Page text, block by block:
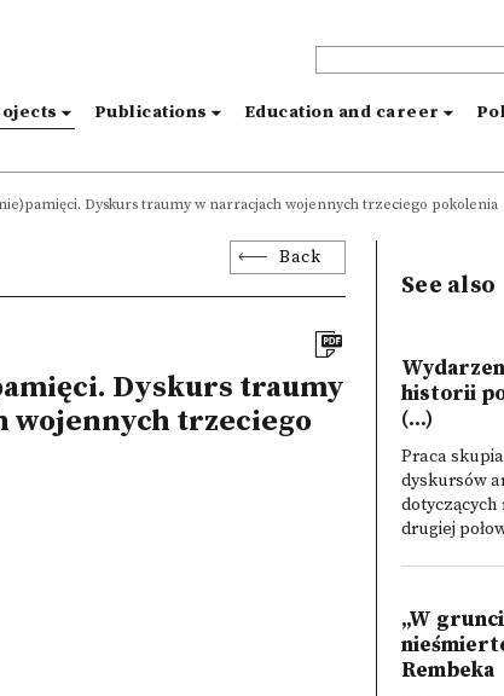
Publications Education and career
Dyskurs traumy w narracjach wojennych trzeciego pokolenia
Back
Dyskurs traumy
wojennych trzeciego
See also
historii
(...)
Praca
dyskursów
drugiej
„W
Rembeka